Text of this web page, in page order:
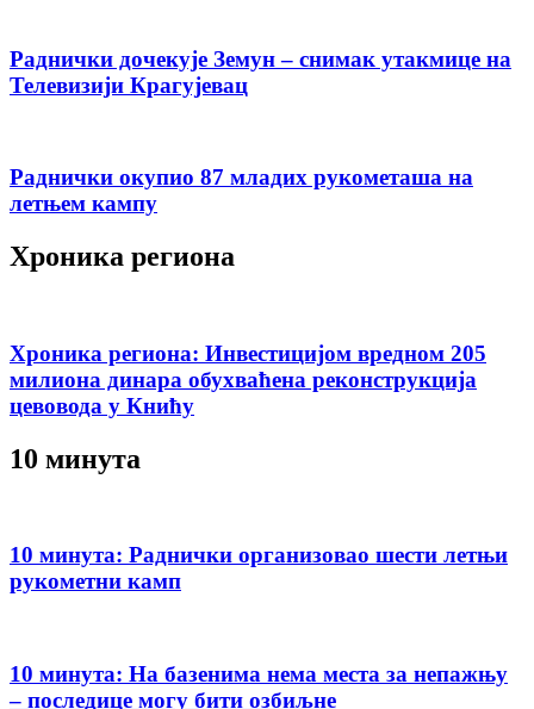
Раднички дочекује Земун – снимак утакмице на
Телевизији Крагујевац
Раднички окупио 87 младих рукометаша на
летњем кампу
Хроника региона
Хроника региона: Инвестицијом вредном 205
милиона динара обухваћена реконструкција
цевовода у Книћу
10 минута
10 минута: Раднички организовао шести летњи
рукометни камп
10 минута: На базенима нема места за непажњу
– последице могу бити озбиљне